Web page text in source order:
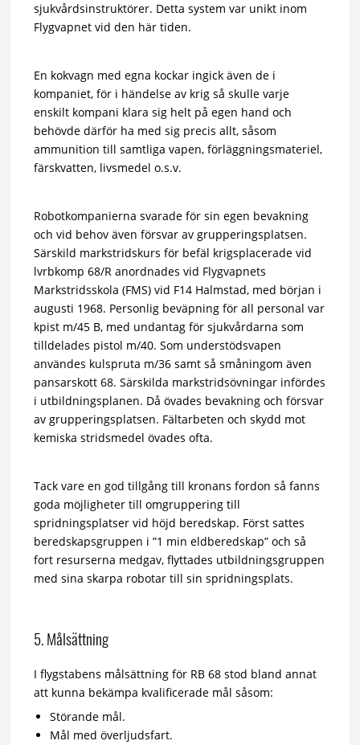
sjukvårdsinstruktörer. Detta system var unikt inom
Flygvapnet vid den här tiden.
En kokvagn med egna kockar ingick även de i
kompaniet, för i händelse av krig så skulle varje
enskilt kompani klara sig helt på egen hand och
behövde därför ha med sig precis allt, såsom
ammunition till samtliga vapen, förläggningsmateriel,
färskvatten, livsmedel o.s.v.
Robotkompanierna svarade för sin egen bevakning
och vid behov även försvar av grupperingsplatsen.
Särskild markstridskurs för befäl krigsplacerade vid
lvrbkomp 68/R anordnades vid Flygvapnets
Markstridsskola (FMS) vid F14 Halmstad, med början i
augusti 1968. Personlig beväpning för all personal var
kpist m/45 B, med undantag för sjukvårdarna som
tilldelades pistol m/40. Som understödsvapen
användes kulspruta m/36 samt så småningom även
pansarskott 68. Särskilda markstridsövningar infördes
i utbildningsplanen. Då övades bevakning och försvar
av grupperingsplatsen. Fältarbeten och skydd mot
kemiska stridsmedel övades ofta.
Tack vare en god tillgång till kronans fordon så fanns
goda möjligheter till omgruppering till
spridningsplatser vid höjd beredskap. Först sattes
beredskapsgruppen i ”1 min eldberedskap” och så
fort resurserna medgav, flyttades utbildningsgruppen
med sina skarpa robotar till sin spridningsplats.
5. Målsättning
I flygstabens målsättning för RB 68 stod bland annat
att kunna bekämpa kvalificerade mål såsom:
Störande mål.
Mål med överljudsfart.